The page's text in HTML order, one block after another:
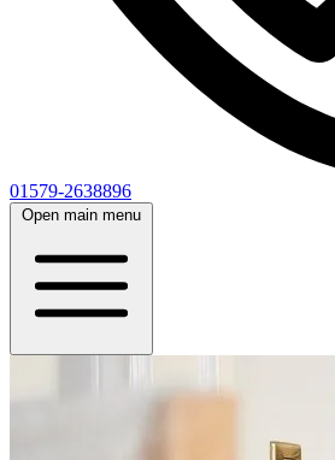
01579-2638896
Open main menu